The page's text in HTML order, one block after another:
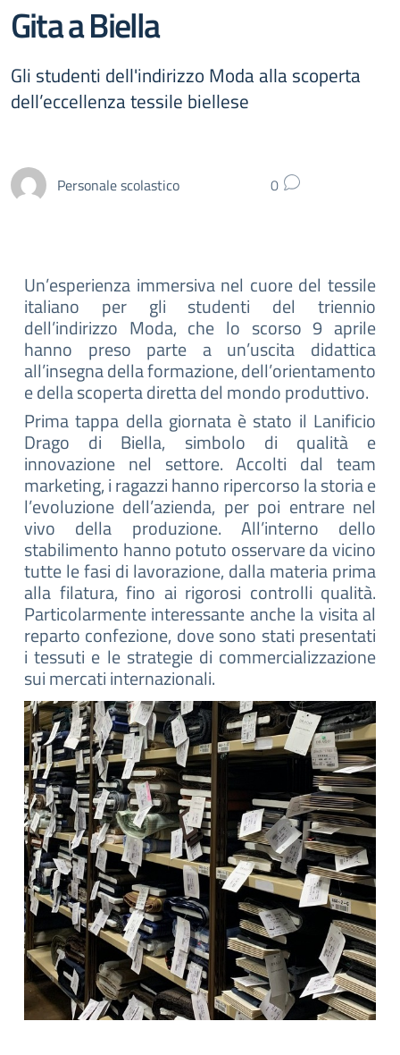
Gita a Biella
Gli studenti dell'indirizzo Moda alla scoperta
dell’eccellenza tessile biellese
Personale scolastico 0
Un’esperienza immersiva nel cuore del tessile
italiano per gli studenti del triennio
dell’indirizzo Moda, che lo scorso 9 aprile
hanno preso parte a un’uscita didattica
all’insegna della formazione, dell’orientamento
e della scoperta diretta del mondo produttivo.
Prima tappa della giornata è stato il Lanificio
Drago di Biella, simbolo di qualità e
innovazione nel settore. Accolti dal team
marketing, i ragazzi hanno ripercorso la storia e
l’evoluzione dell’azienda, per poi entrare nel
vivo della produzione. All’interno dello
stabilimento hanno potuto osservare da vicino
tutte le fasi di lavorazione, dalla materia prima
alla filatura, fino ai rigorosi controlli qualità.
Particolarmente interessante anche la visita al
reparto confezione, dove sono stati presentati
i tessuti e le strategie di commercializzazione
sui mercati internazionali.